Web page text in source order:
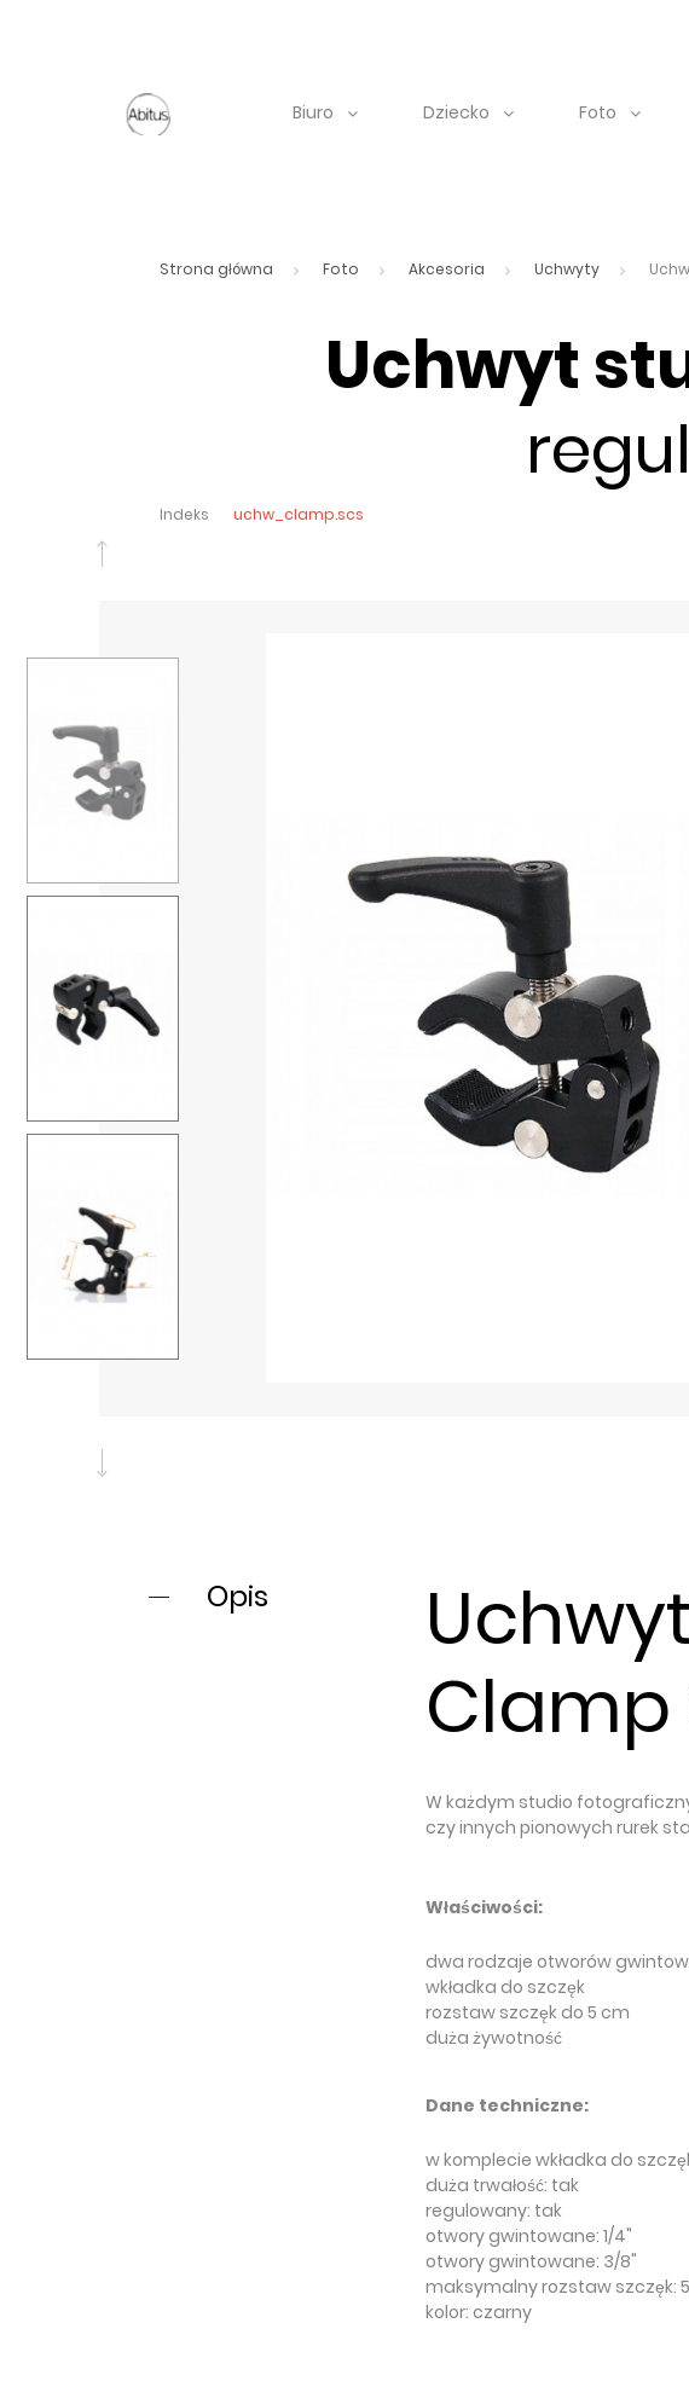
Biuro Dziecko Foto
Strona główna Foto Akcesoria Uchwyty
Uchwyt
Indeks uchw_clamp.scs
Opis
Clamp
W każdym studio
czy innych pionowych rurek
Właściwości:
dwa rodzaje otworów
wkładka do szczęk
rozstaw szczęk do 5 cm
duża żywotność
Dane techniczne:
w komplecie wkładka do
duża trwałość: tak
regulowany: tak
otwory gwintowane: 1/4"
otwory gwintowane: 3/8"
maksymalny rozstaw szczęk:
kolor: czarny